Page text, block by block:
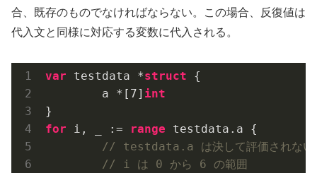
合、既存のものでなければならない。この場合、反復値は
代入文と同様に対応する変数に代入される。
var testdata *struct {
	a *[
7] int
for i, _ := range testdata.a {
// testdata.a は決して評価され
// i は 0 から 6 の範囲